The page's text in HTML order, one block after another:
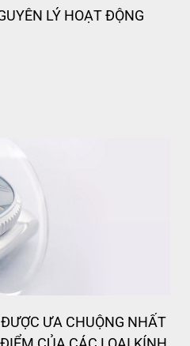
LÝ HOẠT ĐỘNG
ƯA CHUỘNG NHẤT